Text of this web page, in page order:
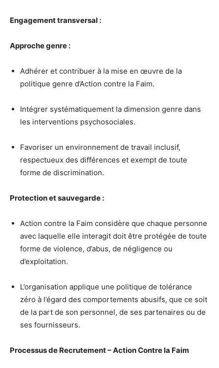
Engagement transversal :
Approche genre :
Adhérer et contribuer à la mise en œuvre de la
politique genre d’Action contre la Faim.
Intégrer systématiquement la dimension genre dans
les interventions psychosociales.
Favoriser un environnement de travail inclusif,
respectueux des différences et exempt de toute
forme de discrimination.
Protection et sauvegarde :
Action contre la Faim considère que chaque personne
avec laquelle elle interagit doit être protégée de toute
forme de violence, d’abus, de négligence ou
d’exploitation.
L’organisation applique une politique de tolérance
zéro à l’égard des comportements abusifs, que ce soit
de la part de son personnel, de ses partenaires ou de
ses fournisseurs.
Processus de Recrutement – Action Contre la Faim